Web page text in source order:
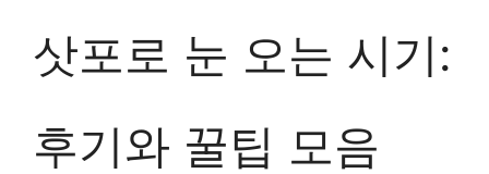
삿포로 눈 오는 시기:
후기와 꿀팁 모음